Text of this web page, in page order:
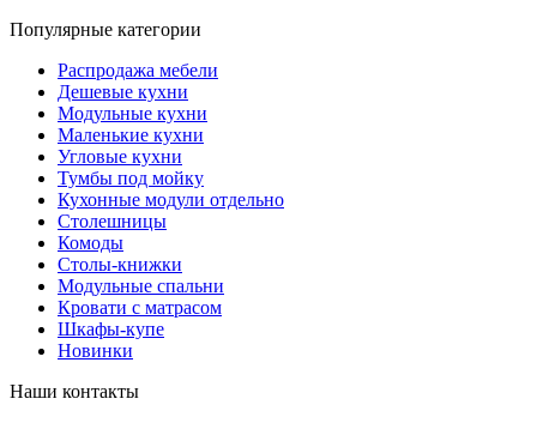
Популярные категории
Распродажа мебели
Дешевые кухни
Модульные кухни
Маленькие кухни
Угловые кухни
Тумбы под мойку
Кухонные модули отдельно
Столешницы
Комоды
Столы-книжки
Модульные спальни
Кровати с матрасом
Шкафы-купе
Новинки
Наши контакты